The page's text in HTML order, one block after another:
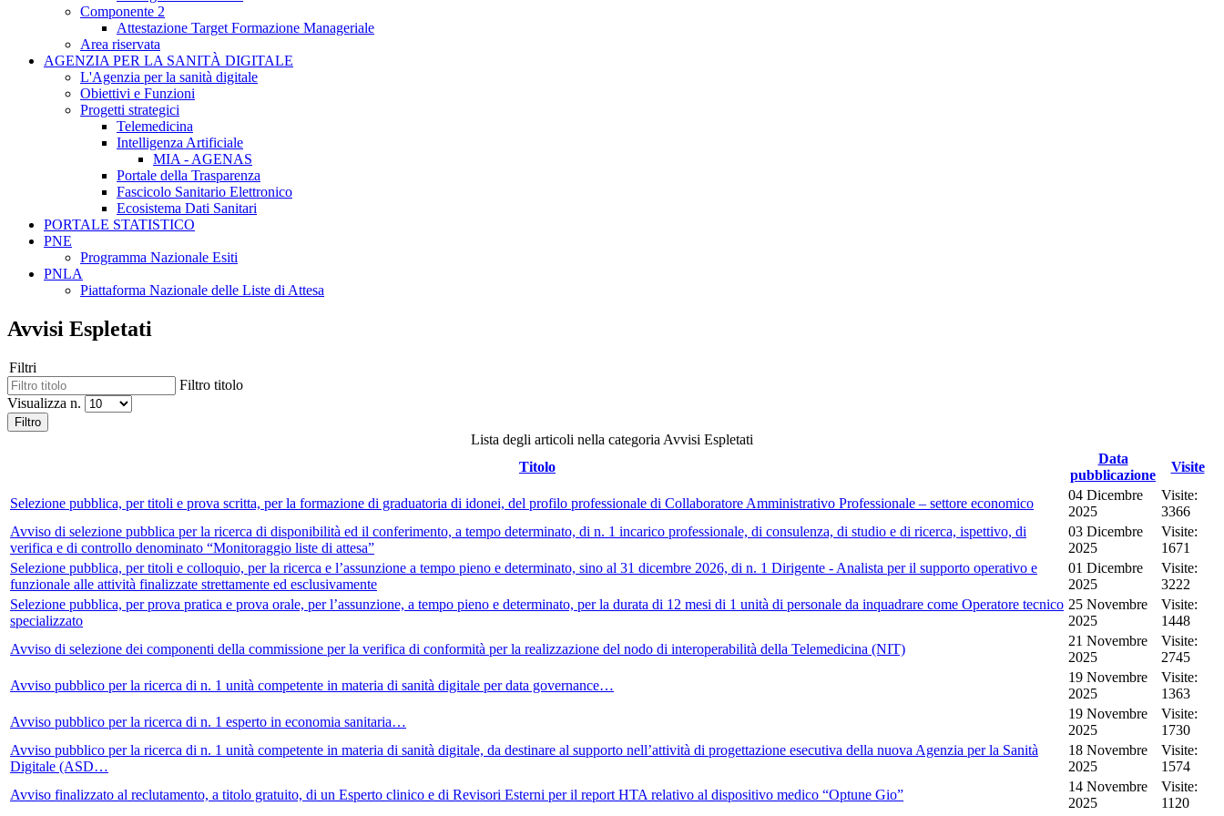
Componente 2
Attestazione Target Formazione Manageriale
Area riservata
AGENZIA PER LA SANITÀ DIGITALE
L'Agenzia per la sanità digitale
Obiettivi e Funzioni
Progetti strategici
Telemedicina
Intelligenza Artificiale
MIA - AGENAS
Portale della Trasparenza
Fascicolo Sanitario Elettronico
Ecosistema Dati Sanitari
PORTALE STATISTICO
PNE
Programma Nazionale Esiti
PNLA
Piattaforma Nazionale delle Liste di Attesa
Avvisi Espletati
Filtri
Filtro titolo
Visualizza n.
Filtro
Lista degli articoli nella categoria Avvisi Espletati
Titolo
Data
pubblicazione
Visite
Selezione pubblica, per titoli e prova scritta, per la formazione di graduatoria di idonei, del profilo professionale di Collaboratore Amministrativo Professionale – settore economico
04 Dicembre
2025
Visite:
3366
Avviso di selezione pubblica per la ricerca di disponibilità ed il conferimento, a tempo determinato, di n. 1 incarico professionale, di consulenza, di studio e di ricerca, ispettivo, di
verifica e di controllo denominato “Monitoraggio liste di attesa”
03 Dicembre
2025
Visite:
1671
Selezione pubblica, per titoli e colloquio, per la ricerca e l’assunzione a tempo pieno e determinato, sino al 31 dicembre 2026, di n. 1 Dirigente - Analista per il supporto operativo e
funzionale alle attività finalizzate strettamente ed esclusivamente
01 Dicembre
2025
Visite:
3222
Selezione pubblica, per prova pratica e prova orale, per l’assunzione, a tempo pieno e determinato, per la durata di 12 mesi di 1 unità di personale da inquadrare come Operatore tecnico
specializzato
25 Novembre
2025
Visite:
1448
Avviso di selezione dei componenti della commissione per la verifica di conformità per la realizzazione del nodo di interoperabilità della Telemedicina (NIT)
21 Novembre
2025
Visite:
2745
Avviso pubblico per la ricerca di n. 1 unità competente in materia di sanità digitale per data governance…
19 Novembre
2025
Visite:
1363
Avviso pubblico per la ricerca di n. 1 esperto in economia sanitaria…
19 Novembre
2025
Visite:
1730
Avviso pubblico per la ricerca di n. 1 unità competente in materia di sanità digitale, da destinare al supporto nell’attività di progettazione esecutiva della nuova Agenzia per la Sanità
Digitale (ASD…
18 Novembre
2025
Visite:
1574
Avviso finalizzato al reclutamento, a titolo gratuito, di un Esperto clinico e di Revisori Esterni per il report HTA relativo al dispositivo medico “Optune Gio”
14 Novembre
2025
Visite:
1120